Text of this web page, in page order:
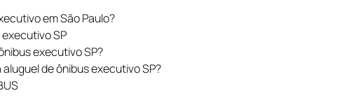
em São Paulo?
SP
executivo SP?
de ônibus executivo SP?